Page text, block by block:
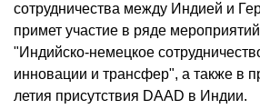
сотрудничества между Индией и
примет участие в ряде
"Индийско-немецкое
инновации и трансфер", а также в
летия присутствия DAAD в Индии.